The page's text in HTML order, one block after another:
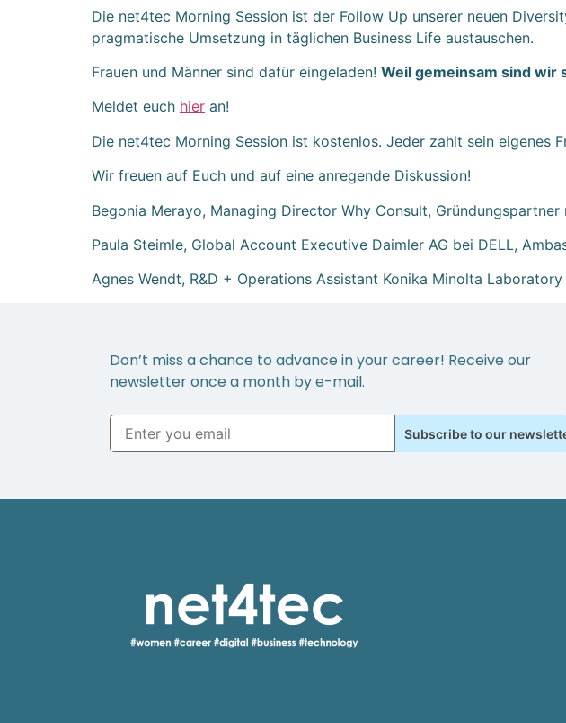
Die net4tec Morning Session ist der Follow Up unserer neuen
pragmatische Umsetzung in täglichen Business Life austauschen.
Frauen und Männer sind dafür eingeladen! Weil gemeinsam sind wir
Meldet euch hier an!
Die net4tec Morning Session ist kostenlos. Jeder zahlt sein eigenes
Wir freuen auf Euch und auf eine anregende Diskussion!
Begonia Merayo, Managing Director Why Consult, Gründungspartner
Paula Steimle, Global Account Executive Daimler AG bei DELL,
Agnes Wendt, R&D + Operations Assistant Konika Minolta
Don’t miss a chance to advance in your career! Receive our
newsletter once a month by e-mail.
Subscribe to our